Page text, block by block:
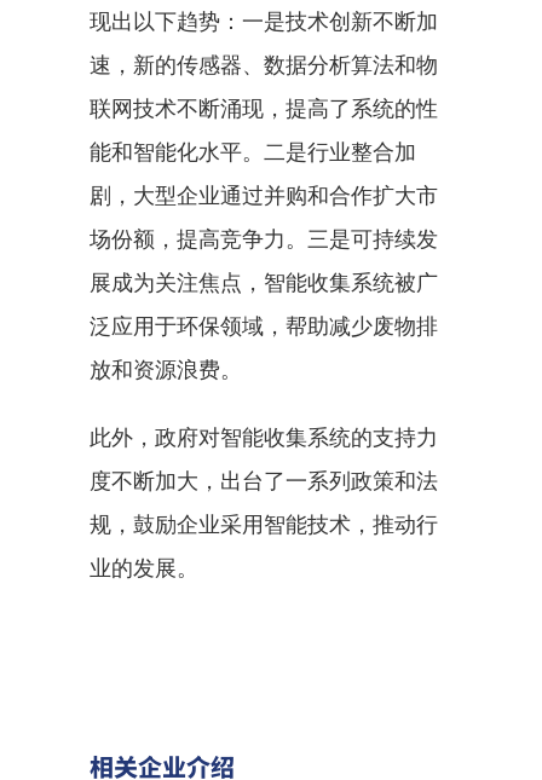
现出以下趋势：一是技术创新不断加
速，新的传感器、数据分析算法和物
联网技术不断涌现，提高了系统的性
能和智能化水平。二是行业整合加
剧，大型企业通过并购和合作扩大市
场份额，提高竞争力。三是可持续发
展成为关注焦点，智能收集系统被广
泛应用于环保领域，帮助减少废物排
放和资源浪费。
此外，政府对智能收集系统的支持力
度不断加大，出台了一系列政策和法
规，鼓励企业采用智能技术，推动行
业的发展。
相关企业介绍